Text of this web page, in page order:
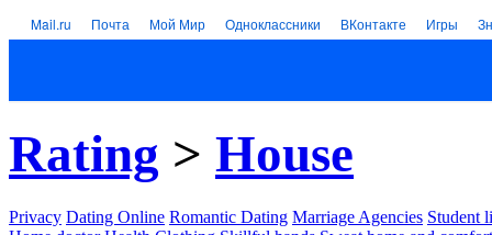
Mail.ru Почта Мой Мир Одноклассники ВКонтакте Игры
Rating > House
Privacy Dating Online Romantic Dating Marriage Agencies Student